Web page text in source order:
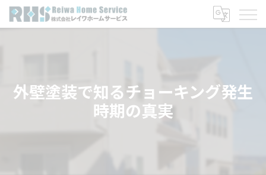
外壁塗装で知るチョーキング発生
時期の真実